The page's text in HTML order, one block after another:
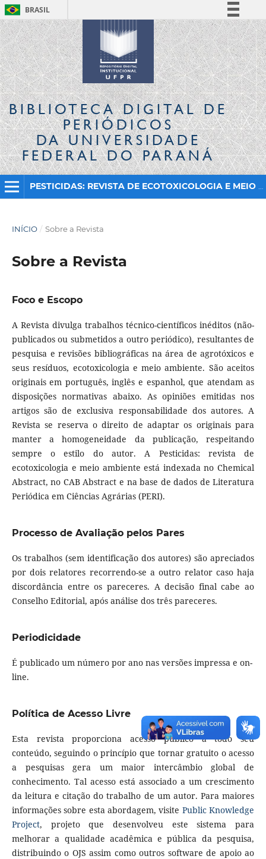
BRASIL
Simplifique!
Comunica BR
Participe
Acesso à informação
Legislação
Canais
BIBLIOTECA DIGITALDE
PERIÓDICOS
DA UNIVERSIDADE
FEDERAL DO PARANÁ
INÍCIO / Sobre a Revista
Sobre a Revista
Foco e Escopo
A Revista divulga trabalhos técnico-científicos inéditos (não-
publicados ou submetidos a outro periódico), resultantes de
pesquisa e revisões bibliográficas na área de agrotóxicos e
seus resíduos, ecotoxicologia e meio ambiente. São aceitos
originais em português, inglês e espanhol, que atendam as
disposições normativas abaixo. As opiniões emitidas nos
artigos são de exclusiva responsabilidade dos autores. A
Revista se reserva o direito de adaptar os originais para
manter a homogeneidade da publicação, respeitando
sempre o estilo do autor. A Pesticidas: revista de
ecotoxicologia e meio ambiente está indexada no Chemical
Abstract, no CAB Abstract e na base de dados de Literatura
Periódica em Ciências Agrárias (PERI).
Processo de Avaliação pelos Pares
Os trabalhos (sem identificação dos autores) são apreciados
por dois relatores recorrendo-se a outro relator caso haja
discordância entre os pareceres. A decisão final cabe ao
Conselho Editorial, após análise dos três pareceres.
Periodicidade
É publicado um número por ano nas versões impressa e on-
line.
Política de Acesso Livre
Esta revista proporciona acesso publico a todo seu
conteúdo, seguindo o princípio que tornar gratuito o acesso
a pesquisas gera um maior intercâmbio global de
conhecimento. Tal acesso está associado a um crescimento
da leitura e citação do trabalho de um autor. Para maiores
informações sobre esta abordagem, visite Public Knowledge
Project, projeto que desenvolveu este sistema para
melhorar a qualidade acadêmica e pública da pesquisa,
distribuindo o OJS assim como outros software de apoio ao